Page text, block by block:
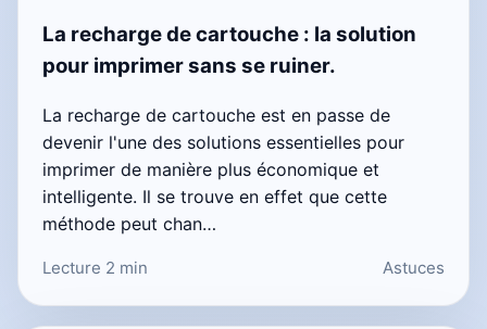
La recharge de cartouche : la solution
pour imprimer sans se ruiner.
La recharge de cartouche est en passe de
devenir l'une des solutions essentielles pour
imprimer de manière plus économique et
intelligente. Il se trouve en effet que cette
méthode peut chan…
Lecture 2 min Astuces